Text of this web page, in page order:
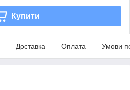
Купити
Доставка Оплата Умови